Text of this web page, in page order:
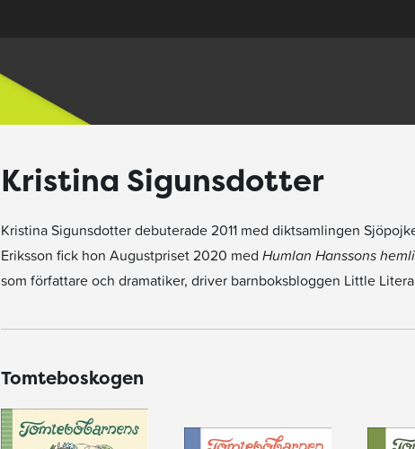
Kristina Sigunsdotter
Kristina Sigunsdotter debuterade 2011 med diktsamlingen
Eriksson fick hon Augustpriset 2020 med Humlan Hanssons
som författare och dramatiker, driver barnboksbloggen Little
Tomteboskogen